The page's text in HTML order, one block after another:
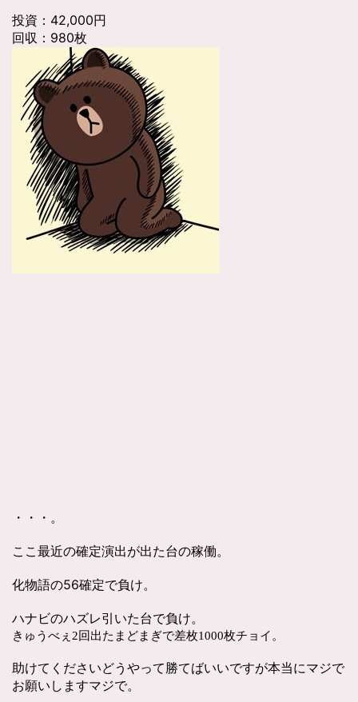
投資：42,000円
回収：980枚
・・・。
ここ最近の確定演出が出た台の稼働。
化物語の56確定で負け。
ハナビのハズレ引いた台で負け。
きゅうべぇ2回出たまどまぎで差枚1000枚チョイ。
助けてくださいどうやって勝てばいいですが本当にマジで
お願いしますマジで。